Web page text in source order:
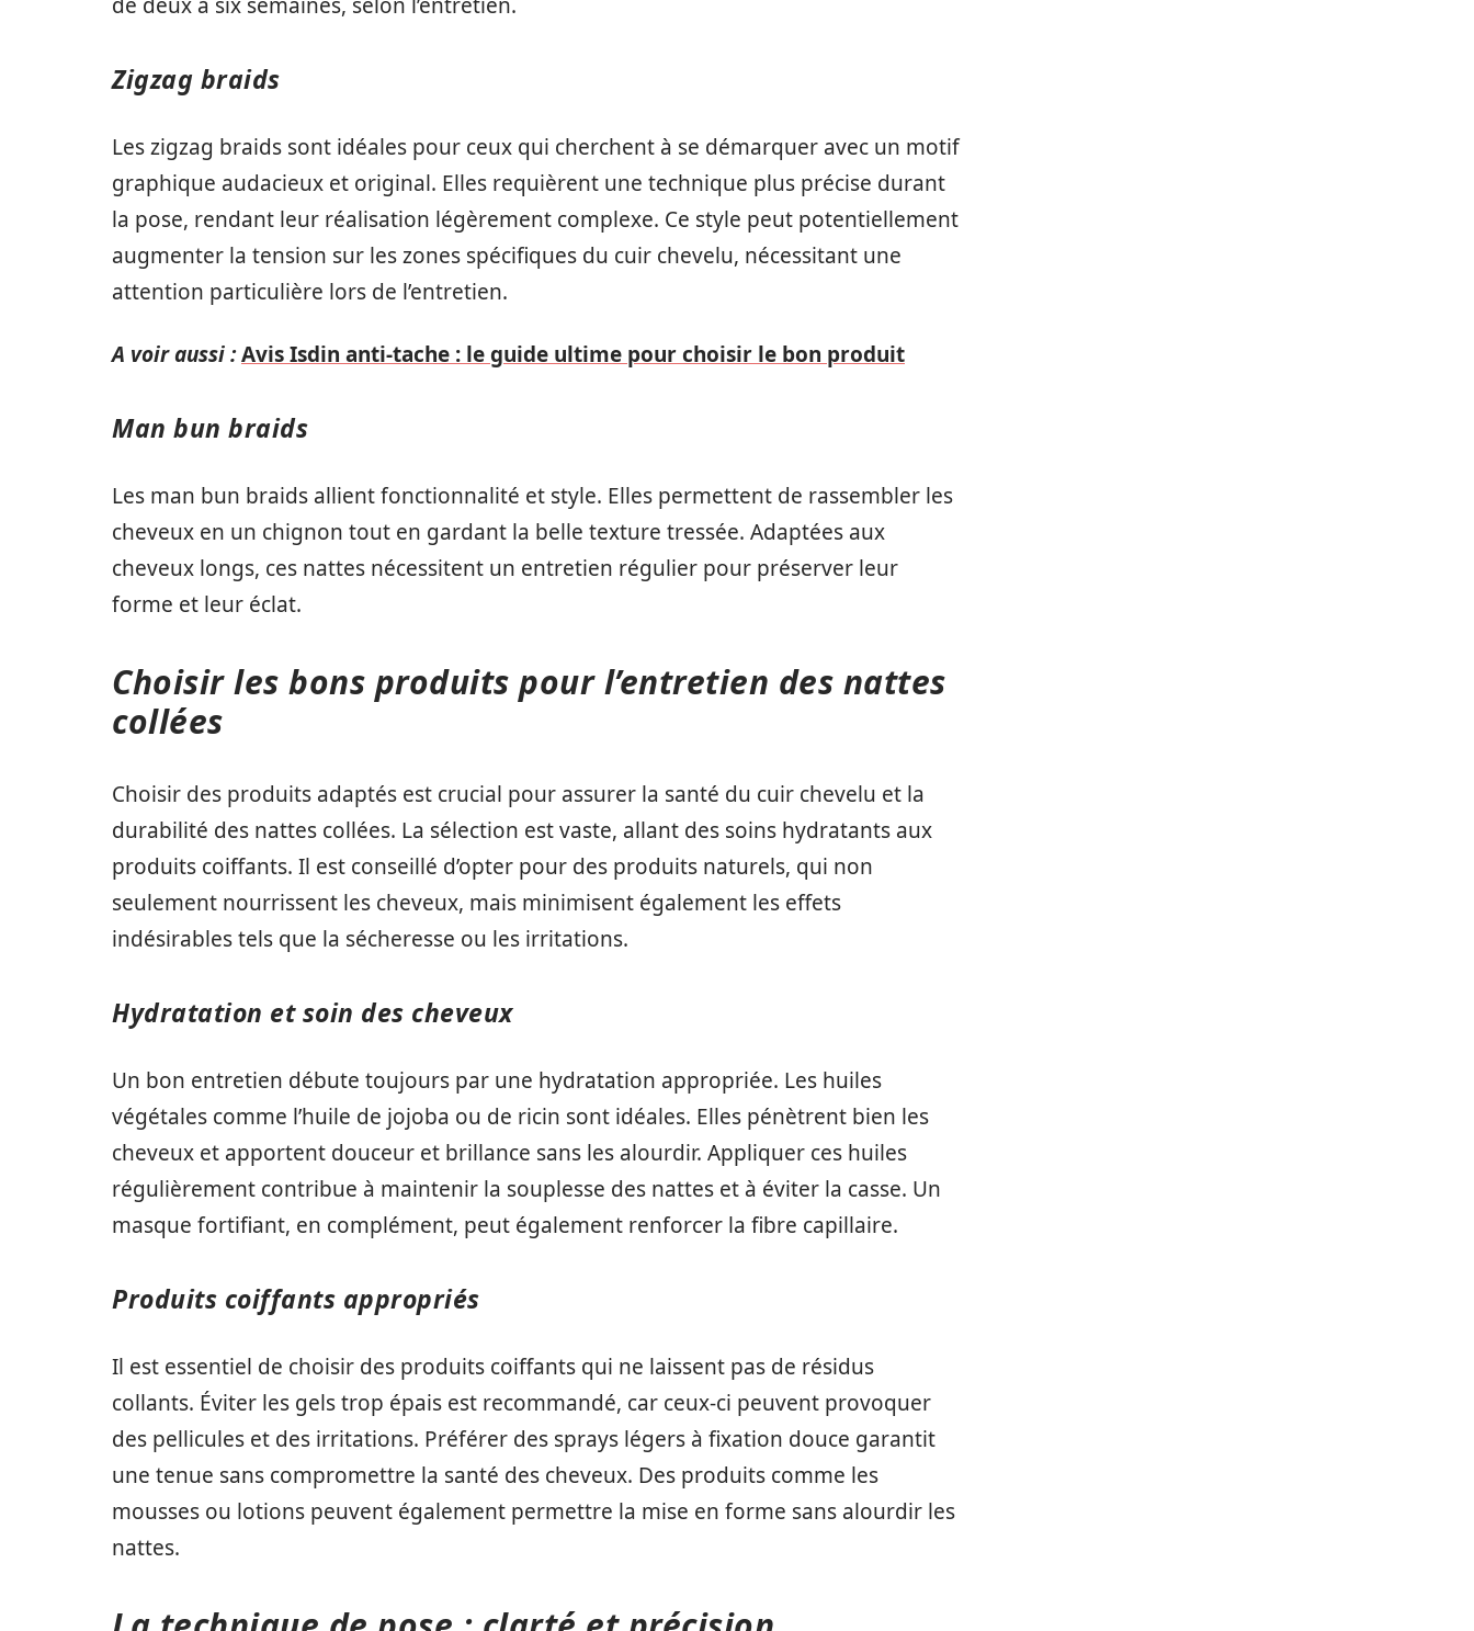
Zigzag braids
Les zigzag braids sont idéales pour ceux qui cherchent à se démarquer avec un motif
graphique audacieux et original. Elles requièrent une technique plus précise durant
la pose, rendant leur réalisation légèrement complexe. Ce style peut potentiellement
augmenter la tension sur les zones spécifiques du cuir chevelu, nécessitant une
attention particulière lors de l’entretien.
A voir aussi :Avis Isdin anti-tache : le guide ultime pour choisir le bon produit
Man bun braids
Les man bun braids allient fonctionnalité et style. Elles permettent de rassembler les
cheveux en un chignon tout en gardant la belle texture tressée. Adaptées aux
cheveux longs, ces nattes nécessitent un entretien régulier pour préserver leur
forme et leur éclat.
Choisir les bons produits pour l’entretien des nattes
collées
Choisir des produits adaptés est crucial pour assurer la santé du cuir chevelu et la
durabilité des nattes collées. La sélection est vaste, allant des soins hydratants aux
produits coiffants. Il est conseillé d’opter pour des produits naturels, qui non
seulement nourrissent les cheveux, mais minimisent également les effets
indésirables tels que la sécheresse ou les irritations.
Hydratation et soin des cheveux
Un bon entretien débute toujours par une hydratation appropriée. Les huiles
végétales comme l’huile de jojoba ou de ricin sont idéales. Elles pénètrent bien les
cheveux et apportent douceur et brillance sans les alourdir. Appliquer ces huiles
régulièrement contribue à maintenir la souplesse des nattes et à éviter la casse. Un
masque fortifiant, en complément, peut également renforcer la fibre capillaire.
Produits coiffants appropriés
Il est essentiel de choisir des produits coiffants qui ne laissent pas de résidus
collants. Éviter les gels trop épais est recommandé, car ceux-ci peuvent provoquer
des pellicules et des irritations. Préférer des sprays légers à fixation douce garantit
une tenue sans compromettre la santé des cheveux. Des produits comme les
mousses ou lotions peuvent également permettre la mise en forme sans alourdir les
nattes.